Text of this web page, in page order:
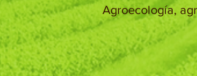
Agroecología,